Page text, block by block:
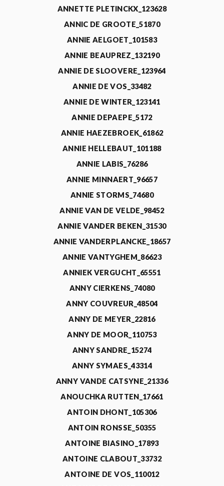
ANNETTE PLETINCKX_123628
ANNIC DE GROOTE_51870
ANNIE AELGOET_101583
ANNIE BEAUPREZ_132190
ANNIE DE SLOOVERE_123964
ANNIE DE VOS_33482
ANNIE DE WINTER_123141
ANNIE DEPAEPE_5172
ANNIE HAEZEBROEK_61862
ANNIE HELLEBAUT_101188
ANNIE LABIS_76286
ANNIE MINNAERT_96657
ANNIE STORMS_74680
ANNIE VAN DE VELDE_98452
ANNIE VANDER BEKEN_31530
ANNIE VANDERPLANCKE_18657
ANNIE VANTYGHEM_86623
ANNIEK VERGUCHT_65551
ANNY CIERKENS_74080
ANNY COUVREUR_48504
ANNY DE MEYER_22816
ANNY DE MOOR_110753
ANNY SANDRE_15274
ANNY SYMAES_43314
ANNY VANDE CATSYNE_21336
ANOUCHKA RUTTEN_17661
ANTOIN DHONT_105306
ANTOIN RONSSE_50355
ANTOINE BIASINO_17893
ANTOINE CLABOUT_33732
ANTOINE DE VOS_110012